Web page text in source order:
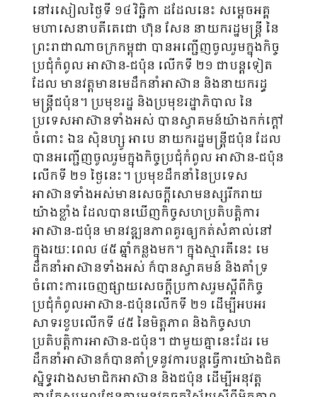
នៅរសៀលថ្ងៃទី ១៤ វិច្ឆិកា ដដែលនេះ សម្ដេចអគ្គ
មហាសេនាបតីតេជោ ហ៊ុន សែន នាយករដ្ឋមន្រ្តី នៃ
ព្រះរាជាណាចក្រកម្ពុជា បានអញ្ជើញចូលរួមក្នុងកិច្ច
ប្រជុំកំពូល អាស៊ាន-ជប៉ុន លើកទី ២១ ជាបន្តទៀត
ដែល មានវត្តមានមេដឹកនាំអាស៊ាន និងនាយករដ្ធ
មន្ត្រីជប៉ុន។ ប្រមុខរដ្ឋ និងប្រមុខរដ្ឋាភិបាល នៃ
ប្រទេសអាស៊ានទាំងអស់ បានស្វាគមន៍យ៉ាងកក់ក្តៅ
ចំពោះ ឯឧ ស៊ិនហ្សូ អាបេ នាយករដ្ឋមន្រ្តីជប៉ុន ដែល
បានអញ្ជើញចូលរួមក្នុងកិច្ចប្រជុំកំពូល អាស៊ាន-ជប៉ុន
លើកទី ២១ ថ្ងៃនេះ។ ប្រមុខដឹកនាំនៃប្រទេស
អាស៊ានទាំងអស់មានសេចក្តីសោមនស្សរីករាយ
យ៉ាងខ្លាំង ដែលបានឃើញកិច្ចសហប្រតិបត្តិការ
អាស៊ាន-ជប៉ុន មានវឌ្ឍនភាពគួរឲ្យកត់សំគាល់នៅ
ក្នុងរយៈពេល ៤៥ ឆ្នាំកន្លងមក។ ក្នុងស្មារតីនេះ មេ
ដឹកនាំអាស៊ានទាំងអស់ ក៏បានស្វាគមន៍ និងគាំទ្រ
ចំពោះការចេញផ្សាយសេចក្តីប្រកាសរួមស្តីពីកិច្ច
ប្រជុំកំពូលអាស៊ាន-ជប៉ុនលើកទី ២១ ដើម្បីអបអរ
សាទរខួបលើកទី ៤៥ នៃមិត្តភាព និងកិច្ចសហ
ប្រតិបត្តិការអាស៊ាន-ជប៉ុន។ ជាមួយគ្នានេះដែរ មេ
ដឹកនាំអាស៊ានក៏បានគាំទ្រនូវការបន្តធ្វើការយ៉ាងជិត
ស្និទ្ធរវាងសមាជិកអាស៊ាន និងជប៉ុន ដើម្បីអនុវត្ត